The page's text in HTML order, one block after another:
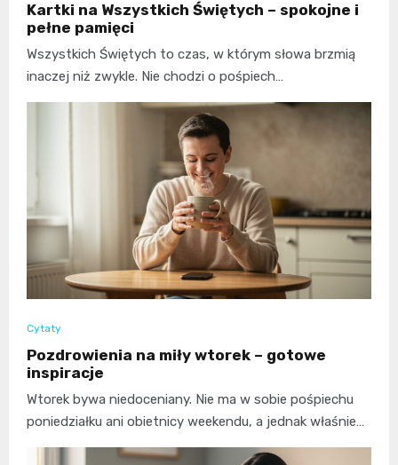
Kartki na Wszystkich Świętych – spokojne i
pełne pamięci
Wszystkich Świętych to czas, w którym słowa brzmią
inaczej niż zwykle. Nie chodzi o pośpiech…
Cytaty
Pozdrowienia na miły wtorek – gotowe
inspiracje
Wtorek bywa niedoceniany. Nie ma w sobie pośpiechu
poniedziałku ani obietnicy weekendu, a jednak właśnie…